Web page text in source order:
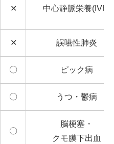
✕ 中心静脈栄養(IVH)
✕ 誤嚥性肺炎
〇 ピック病
〇 うつ・鬱病
〇
脳梗塞・
クモ膜下出血